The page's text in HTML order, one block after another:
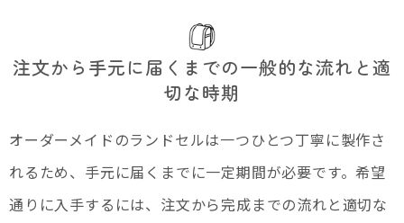
注文から手元に届くまでの一般的な流れと適
切な時期
オーダーメイドのランドセルは一つひとつ丁寧に製作さ
れるため、手元に届くまでに一定期間が必要です。希望
通りに入手するには、注文から完成までの流れと適切な